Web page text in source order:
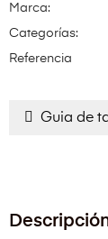
Marca:
Categorías:
Referencia
Guia de